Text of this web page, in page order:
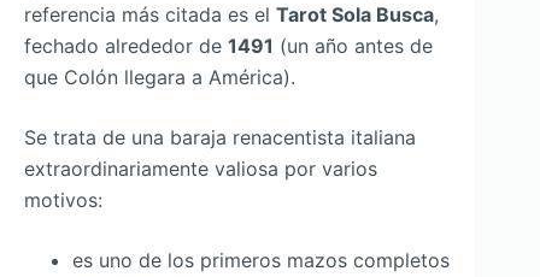
referencia más citada es el Tarot Sola Busca,
fechado alrededor de 1491 (un año antes de
que Colón llegara a América).
Se trata de una baraja renacentista italiana
extraordinariamente valiosa por varios
motivos:
es uno de los primeros mazos completos